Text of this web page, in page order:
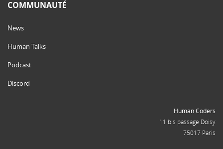
COMMUNAUTÉ
News
Human Talks
Podcast
Discord
Human Coders
11 bis passage Doisy
75017 Paris